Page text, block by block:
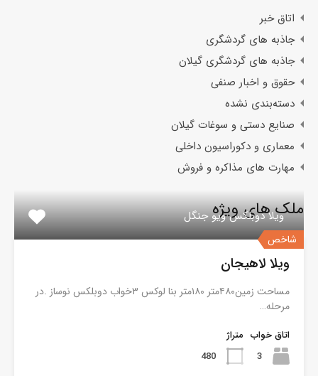
اتاق خبر
جاذبه های گردشگری
جاذبه های گردشگری گیلان
حقوق و اخبار صنفی
دسته‌بندی نشده
صنایع دستی و سوغات گیلان
معماری و دکوراسیون داخلی
مهارت های مذاکره و فروش
ملک های ویژه
شاخص
ویلا دوبلکس ویو جنگل
ویلا لاهیجان
مساحت زمین۴۸۰متر ۱۸۰متر بنا لوکس ۳خواب دوبلکس نوساز .در
مرحله…
اتاق خواب
3
متراژ
480